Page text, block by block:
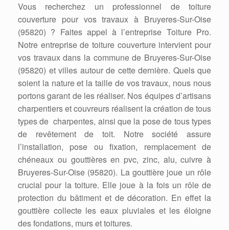
Vous recherchez un professionnel de toiture
couverture pour vos travaux à Bruyeres-Sur-Oise
(95820) ? Faites appel à l’entreprise Toiture Pro.
Notre entreprise de toiture couverture intervient pour
vos travaux dans la commune de Bruyeres-Sur-Oise
(95820) et villes autour de cette dernière. Quels que
soient la nature et la taille de vos travaux, nous nous
portons garant de les réaliser. Nos équipes d’artisans
charpentiers et couvreurs réalisent la création de tous
types de charpentes, ainsi que la pose de tous types
de revêtement de toit. Notre société assure
l’installation, pose ou fixation, remplacement de
chéneaux ou gouttières en pvc, zinc, alu, cuivre à
Bruyeres-Sur-Oise (95820). La gouttière joue un rôle
crucial pour la toiture. Elle joue à la fois un rôle de
protection du bâtiment et de décoration. En effet la
gouttière collecte les eaux pluviales et les éloigne
des fondations, murs et toitures.